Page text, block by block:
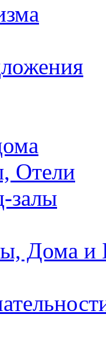
Отели
залы
Дома и